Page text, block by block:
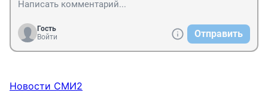
Гость
Войти
Отправить
Новости СМИ2